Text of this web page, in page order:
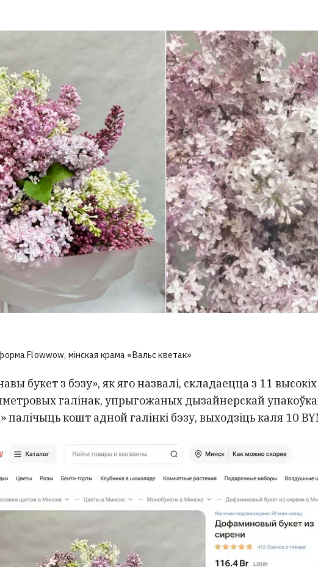
Flowwow, мінская крама «Вальс кветак»
букет з бэзу», як яго назвалі, складаецца з 11 высокіх
галінак, упрыгожаных дызайнерскай
палічыць кошт адной галінкі бэзу, выходзіць каля 10